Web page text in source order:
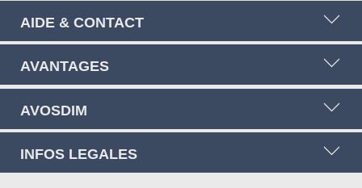
AIDE & CONTACT
AVANTAGES
AVOSDIM
INFOS LEGALES